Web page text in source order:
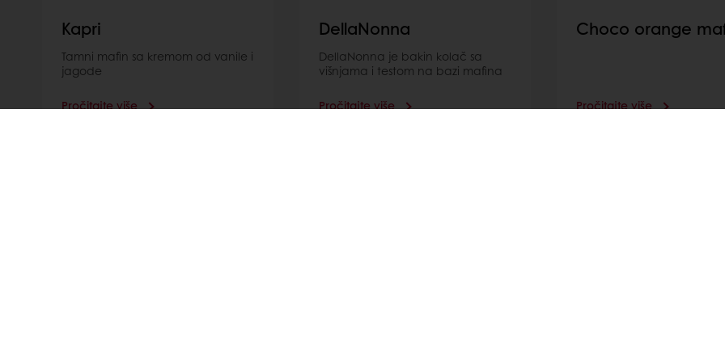
Kapri
Tamni mafin sa kremom od vanile i
jagode
Pročitajte više
DellaNonna
DellaNonna je bakin kolač sa
višnjama i testom na bazi mafina
Pročitajte više
Choco orange
Pročitajte više